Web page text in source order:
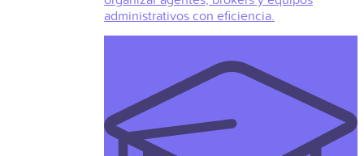
administrativos con eficiencia.